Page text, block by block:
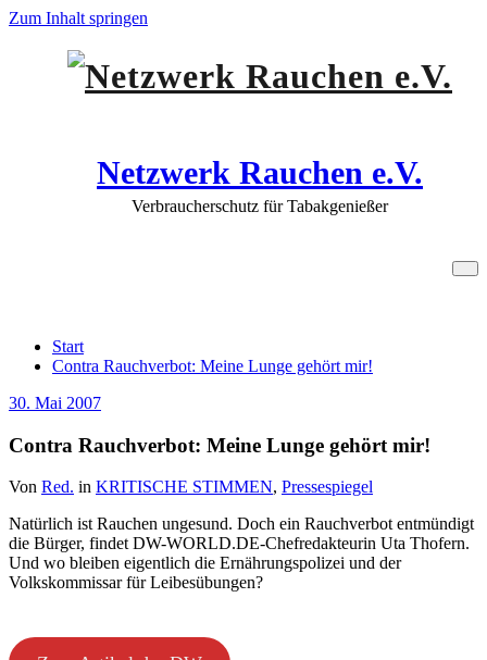
Zum Inhalt springen
Netzwerk Rauchen e.V.
Verbraucherschutz für Tabakgenießer
Start
Contra Rauchverbot: Meine Lunge gehört mir!
30. Mai 2007
Contra Rauchverbot: Meine Lunge gehört mir!
Von Red. in KRITISCHE STIMMEN, Pressespiegel
Natürlich ist Rauchen ungesund. Doch ein Rauchverbot entmündigt
die Bürger, findet DW-WORLD.DE-Chefredakteurin Uta Thofern.
Und wo bleiben eigentlich die Ernährungspolizei und der
Volkskommissar für Leibesübungen?